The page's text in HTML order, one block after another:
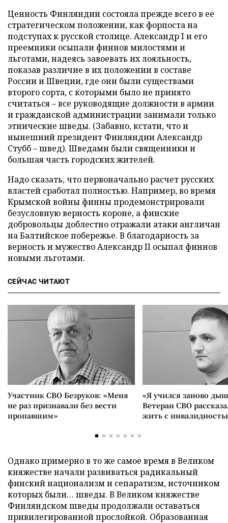
Ценность Финляндии состояла прежде всего в ее
стратегическом положении, как форпоста на
подступах к русской столице. Александр I и его
преемники осыпали финнов милостями и
льготами, надеясь завоевать их лояльность,
показав различие в их положении в составе
России и Швеции, где они были существами
второго сорта, с которыми было не принято
считаться – все руководящие должности в армии
и гражданской администрации занимали только
этнические шведы. (Забавно, кстати, что и
нынешний президент Финляндии Александр
Стубб – швед). Шведами были священники и
большая часть городских жителей.
Надо сказать, что первоначально расчет русских
властей сработал полностью. Например, во время
Крымской войны финны продемонстрировали
безусловную верность короне, а финские
добровольцы доблестно отражали атаки англичан
на Балтийское побережье. В благодарность за
верность и мужество Александр II осыпал финнов
новыми льготами.
СЕЙЧАС ЧИТАЮТ
Участник СВО Безруков: «Меня
не раз признавали без вести
пропавшим»
«Я учился заново
Ветеран СВО
жить с
Однако примерно в то же самое время в Великом
княжестве начали развиваться радикальный
финский национализм и сепаратизм, источником
которых были… шведы. В Великом княжестве
Финляндском шведы продолжали оставаться
привилегированной прослойкой. Образованная